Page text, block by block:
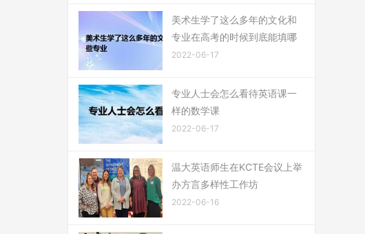
美术生学了这么多年的文化和
专业在高考的时候到底能填哪
2022-06-17
专业人士会怎么看待英语课一
样的数学课
2022-06-17
温大英语师生在KCTE会议上举
办方言多样性工作坊
2022-06-16